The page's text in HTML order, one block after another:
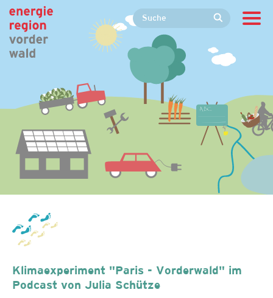
Klimaexperiment "Paris - Vorderwald" im
Podcast von Julia Schütze